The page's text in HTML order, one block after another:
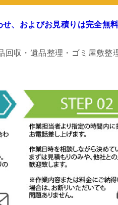
せ、およびお見積りは完全無
回収・遺品整理・ゴミ屋敷整